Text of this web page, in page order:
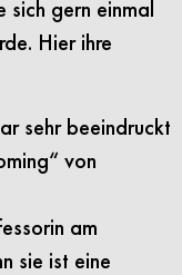
gern einmal
Hier ihre
sehr beeindruckt
von
am
sie ist eine